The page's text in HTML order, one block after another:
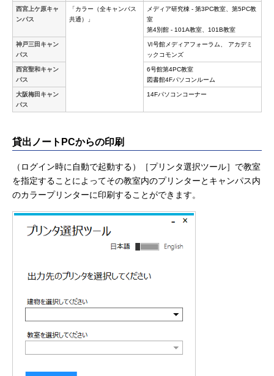
西宮上ケ原キャ
ンパス
「カラー（全キャンパス
共通）」
メディア研究棟 - 第3PC教室、第5PC教
室
第4別館 - 101A教室、101B教室
神戸三田キャン
パス
Ⅵ号館メディアフォーラム、 アカデミ
ックコモンズ
西宮聖和キャン
パス
6号館第4PC教室
図書館4Fパソコンルーム
大阪梅田キャン
パス
14Fパソコンコーナー
貸出ノートPCからの印刷
（ログイン時に自動で起動する）［プリンタ選択ツール］で教室
を指定することによってその教室内のプリンターとキャンパス内
のカラープリンターに印刷することができます。